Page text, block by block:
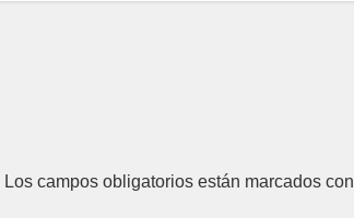
Los campos obligatorios están marcados con